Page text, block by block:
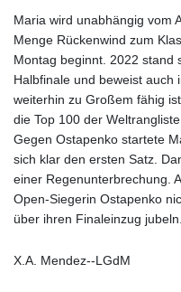
Maria wird unabhängig vom
Menge Rückenwind zum
Montag beginnt. 2022 stand
Halbfinale und beweist auch
weiterhin zu Großem fähig
die Top 100 der Weltrangliste
Gegen Ostapenko startete
sich klar den ersten Satz.
einer Regenunterbrechung.
Open-Siegerin Ostapenko
über ihren Finaleinzug jubeln.
X.A. Mendez--LGdM